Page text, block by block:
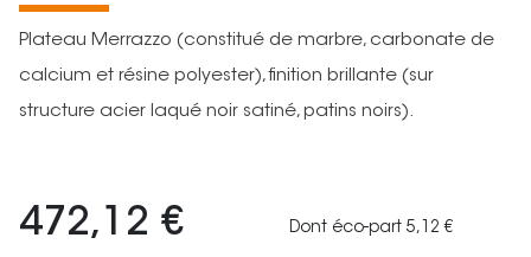
Plateau Merrazzo (constitué de marbre, carbonate de
calcium et résine polyester), finition brillante (sur
structure acier laqué noir satiné, patins noirs).
472,12 € Dont éco-part 5,12 €